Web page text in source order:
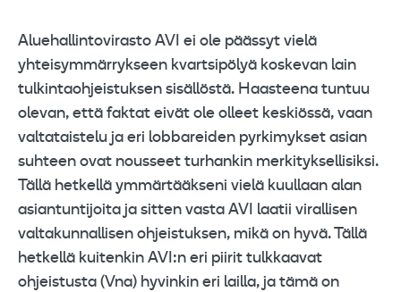
Aluehallintovirasto AVI ei ole päässyt vielä
yhteisymmärrykseen kvartsipölyä koskevan lain
tulkintaohjeistuksen sisällöstä. Haasteena tuntuu
olevan, että faktat eivät ole olleet keskiössä, vaan
valtataistelu ja eri lobbareiden pyrkimykset asian
suhteen ovat nousseet turhankin merkityksellisiksi.
Tällä hetkellä ymmärtääkseni vielä kuullaan alan
asiantuntijoita ja sitten vasta AVI laatii virallisen
valtakunnallisen ohjeistuksen, mikä on hyvä. Tällä
hetkellä kuitenkin AVI:n eri piirit tulkkaavat
ohjeistusta (Vna) hyvinkin eri lailla, ja tämä on